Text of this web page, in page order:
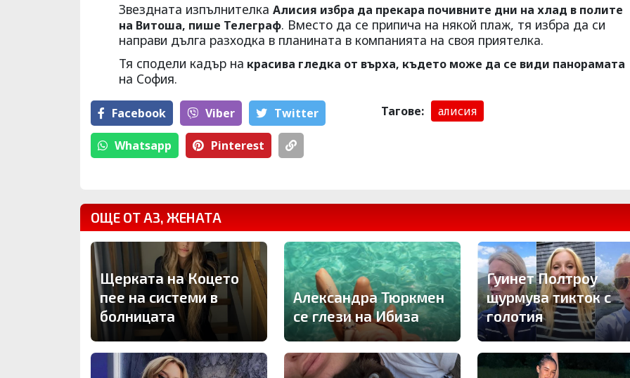
Звездната изпълнителка Алисия избра да прекара почивните дни на хлад в полите
на Витоша, пише Телеграф. Вместо да се припича на някой плаж, тя избра да си
направи дълга разходка в планината в компанията на своя приятелка.
Тя сподели кадър на красива гледка от върха, където може да се види панорамата
на София.
Facebook Viber Тwitter
Whatsapp Pinterest
Тагове: алисия
ОЩЕ ОТ АЗ, ЖЕНАТА
Щерката на Коцето
пее на системи в
болницата
Александра Тюркмен
се глези на Ибиза
Гуинет Полтроу
щурмува тикток с
голотия